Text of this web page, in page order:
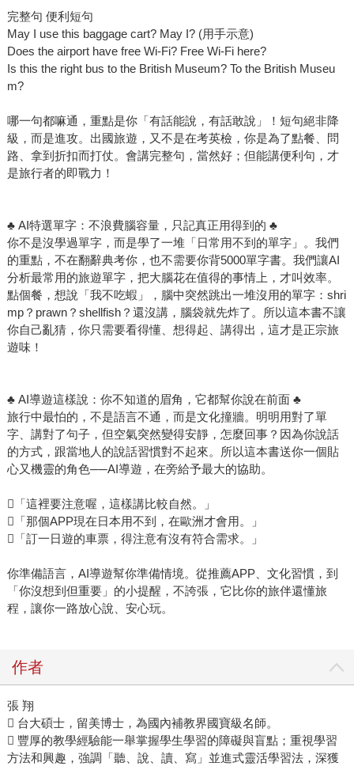
完整句 便利短句
May I use this baggage cart? May I? (用手示意)
Does the airport have free Wi-Fi? Free Wi-Fi here?
Is this the right bus to the British Museum? To the British Museu
m?
哪一句都嘛通，重點是你「有話能說，有話敢說」！短句絕非降
級，而是進攻。出國旅遊，又不是在考英檢，你是為了點餐、問
路、拿到折扣而打仗。會講完整句，當然好；但能講便利句，才
是旅行者的即戰力！
♣ AI特選單字：不浪費腦容量，只記真正用得到的 ♣
你不是沒學過單字，而是學了一堆「日常用不到的單字」。我們
的重點，不在翻辭典考你，也不需要你背5000單字書。我們讓AI
分析最常用的旅遊單字，把大腦花在值得的事情上，才叫效率。
點個餐，想說「我不吃蝦」，腦中突然跳出一堆沒用的單字：shri
mp？prawn？shellfish？還沒講，腦袋就先炸了。所以這本書不讓
你自己亂猜，你只需要看得懂、想得起、講得出，這才是正宗旅
遊味！
♣ AI導遊這樣說：你不知道的眉角，它都幫你說在前面 ♣
旅行中最怕的，不是語言不通，而是文化撞牆。明明用對了單
字、講對了句子，但空氣突然變得安靜，怎麼回事？因為你說話
的方式，跟當地人的說話習慣對不起來。所以這本書送你一個貼
心又機靈的角色──AI導遊，在旁給予最大的協助。
「這裡要注意喔，這樣講比較自然。」
「那個APP現在日本用不到，在歐洲才會用。」
「訂一日遊的車票，得注意有沒有符合需求。」
你準備語言，AI導遊幫你準備情境。從推薦APP、文化習慣，到
「你沒想到但重要」的小提醒，不誇張，它比你的旅伴還懂旅
程，讓你一路放心說、安心玩。
作者
張 翔
 台大碩士，留美博士，為國內補教界國寶級名師。
 豐厚的教學經驗能一舉掌握學生學習的障礙與盲點；重視學習
方法和興趣，強調「聽、說、讀、寫」並進式靈活學習法，深獲